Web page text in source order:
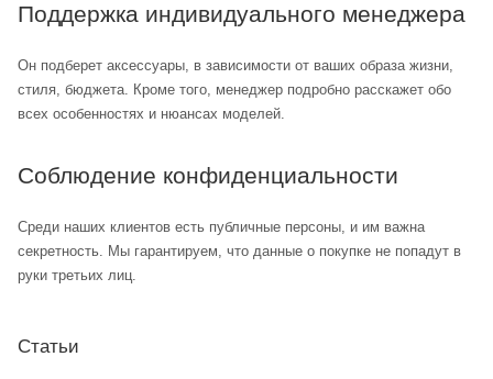
Поддержка индивидуального менеджера
Он подберет аксессуары, в зависимости от ваших образа жизни,
стиля, бюджета. Кроме того, менеджер подробно расскажет обо
всех особенностях и нюансах моделей.
Соблюдение конфиденциальности
Среди наших клиентов есть публичные персоны, и им важна
секретность. Мы гарантируем, что данные о покупке не попадут в
руки третьих лиц.
Статьи